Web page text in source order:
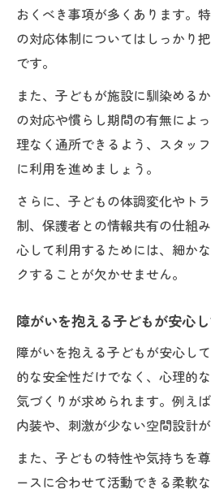
おくべき事項が多くあります。
の対応体制についてはしっかり
です。
また、子どもが施設に馴染める
の対応や慣らし期間の有無によ
理なく通所できるよう、スタッ
に利用を進めましょう。
さらに、子どもの体調変化やト
制、保護者との情報共有の仕組
心して利用するためには、細か
クすることが欠かせません。
障がいを抱える子どもが安心
障がいを抱える子どもが安心し
的な安全性だけでなく、心理的
気づくりが求められます。例え
内装や、刺激が少ない空間設計
また、子どもの特性や気持ちを
ースに合わせて活動できる柔軟